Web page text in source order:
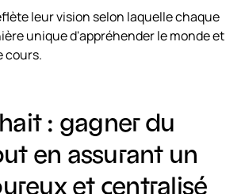
leur vision selon laquelle chaque
unique d'appréhender le monde et
cours.
: gagner du
en assurant un
et centralisé